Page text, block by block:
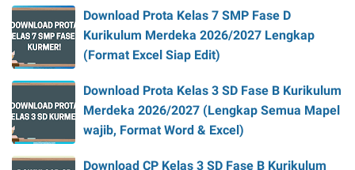
Download Prota Kelas 7 SMP Fase D
Kurikulum Merdeka 2026/2027 Lengkap
(Format Excel Siap Edit)
Download Prota Kelas 3 SD Fase B Kurikulum
Merdeka 2026/2027 (Lengkap Semua Mapel
wajib, Format Word & Excel)
Download CP Kelas 3 SD Fase B Kurikulum